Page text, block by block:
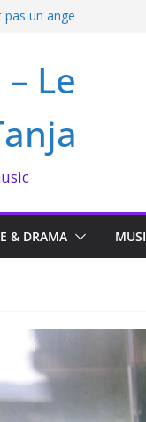
pas un ange
FISH
Zeniko Sumiya
– Le
& DRAMA